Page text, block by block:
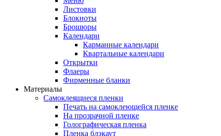
Листовки
Блокноты
Брошюры
Календари
Карманные календари
Квартальные календари
Открытки
Флаеры
Фирменные бланки
Материалы
Самоклеящиеся пленки
Печать на самоклеющейся пленке
На прозрачной пленке
Голографическая пленка
Пленка блэкаут